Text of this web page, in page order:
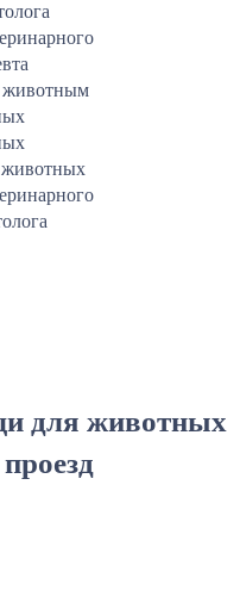
животным
животных
для животных